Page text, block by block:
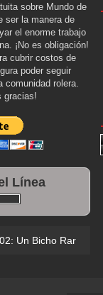
sobre Mundo de
ser la manera de
el enorme trabajo
¡No es obligación!
cubrir costos de
poder seguir
comunidad rolera.
gracias!
Línea
Un Bicho Raro